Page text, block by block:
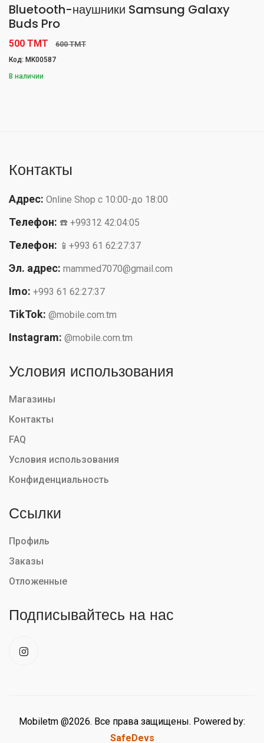
Bluetooth-наушники Samsung Galaxy
Buds Pro
500 TMT 600 TMT
Код: MK00587
В наличии
Контакты
Адрес: Online Shop с 10:00-до 18:00
Телефон: ☎️ +99312 42:04:05
Телефон: 📱+993 61 62:27:37
Эл. адрес: mammed7070@gmail.com
Imo: +993 61 62:27:37
TikTok: @mobile.com.tm
Instagram: @mobile.com.tm
Условия использования
Магазины
Контакты
FAQ
Условия использования
Конфиденциальность
Ссылки
Профиль
Заказы
Отложенные
Подписывайтесь на нас
Mobiletm @2026. Все права защищены. Powered by:
SafeDevs